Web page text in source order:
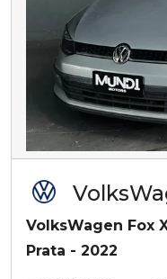
VolksWagen Fox
Prata - 2022